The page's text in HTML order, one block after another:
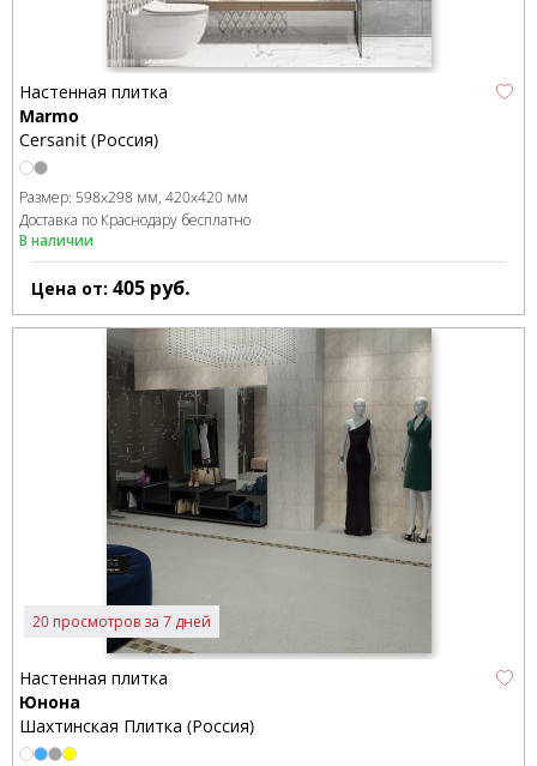
Настенная плитка
Marmo
Cersanit (Россия)
Размер: 598x298 мм 420x420 мм
Доставка по Краснодару бесплатно
В наличии
Цена от: 405 руб.
20 просмотров за 7 дней
Настенная плитка
Юнона
Шахтинская Плитка (Россия)